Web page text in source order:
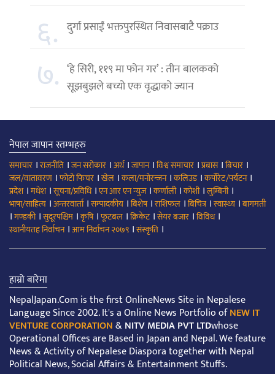
६. दुर्गा प्रसाईं भक्तपुरस्थित निवासबाटै पक्राउ
७. ‘हे सिरी, ११९ मा फोन गर’ : तीन बालकको
सूझबुझले बच्यो एक वृद्धाको ज्यान
नेपाल जापान स्तम्भहरु
समाचार ।राजनीति ।जन सरोकार ।अर्थ।जापान।विश्व समाचार ।प्रबास।बिचार ।
जल/वातावरण ।फोटो फिचर ।खेल ।कला/मनोरन्जन।कलिउड।कर्पोरेट/पर्यटन।
प्रदेश।मधेश।सूचना/प्रविधि।एन आर एन न्युज।कर्णाली।कोशी।लुम्बिनी।
भाषा/साहित्य ।अन्तरवार्ता।सम्पादकीय ।बिशेष।राशिफल ।बिचित्र।स्वास्थ्य ।बागमती
।गण्डकी।सुदूरपश्चिम ।कृषि।फूटबल ।क्रिकेट।सेयर बजार ।विविध।
स्थानीयतह निर्वाचन।आम निर्वाचन २०७९ ।संस्कृति ।
हाम्रो बारेमा
NepalJapan.Com is the first OnlineNews Site in Nepalese
Language Since 2002. It's a Online News Portfolio ofNEW IT
VENTURE CORPORATION&NITV MEDIA PVT LTDwhose
Operational Offices are Based in Japan and Nepal. We feature
News & Activity of Nepalese Diaspora together with Nepal
Political News, Social Affairs & Entertainment Stuffs.